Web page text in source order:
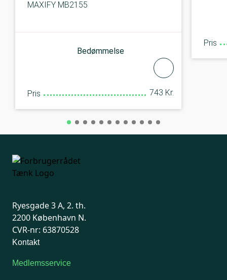
MAXIFY MB2155
Bedømmelse
Pris 743 Kr.
Pris
Ryesgade 3 A, 2. th.
2200 København N.
CVR-nr: 63870528
Kontakt
Medlemsservice